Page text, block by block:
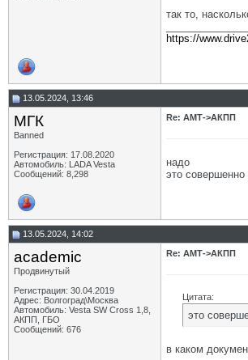
так то,
https://
13.05.2024, 13:46
МГК
Banned
Регистрация: 17.08.2020
Автомобиль: LADA Vesta
Сообщений: 8,298
Re: АМТ->АКПП
надо
это совершенно
13.05.2024, 14:02
academic
Продвинутый
Регистрация: 30.04.2019
Адрес: Волгоград\Москва
Автомобиль: Vesta SW Cross 1,8,
АКПП, ГБО
Сообщений: 676
Re: АМТ->АКПП
Цитата:
это
в каком